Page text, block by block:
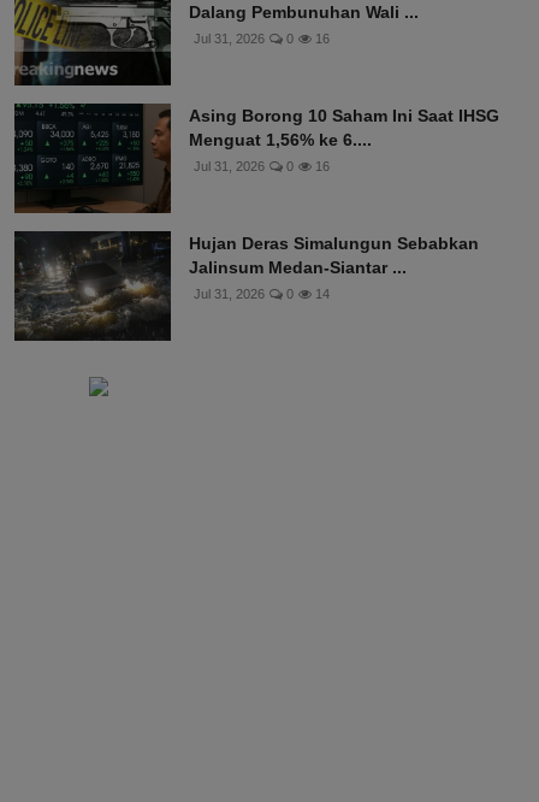
Dalang Pembunuhan Wali ...
Jul 31, 2026 0 16
Asing Borong 10 Saham Ini Saat IHSG
Menguat 1,56% ke 6....
Jul 31, 2026 0 16
Hujan Deras Simalungun Sebabkan
Jalinsum Medan-Siantar ...
Jul 31, 2026 0 14